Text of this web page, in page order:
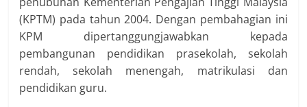
(KPTM) pada tahun 2004. Dengan pembahagian ini
KPM dipertanggungjawabkan kepada
pembangunan pendidikan prasekolah, sekolah
rendah, sekolah menengah, matrikulasi dan
pendidikan guru.